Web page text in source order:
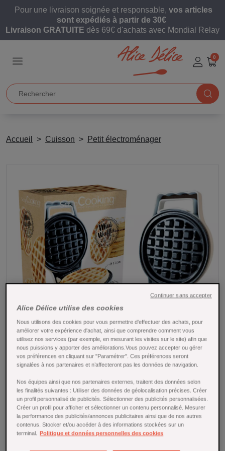
Pour une livraison soignée et responsable, vos articles
sont expédiés à partir de 30€
Livraison GRATUITE dès 69€ d'achats avec Mondial Relay
0
Accueil Cuisson Petit électroménager
Tap to expand
Mini waffle factory Classic - ScrapCooking
Référence : 27684
Préparez facilement desmini-gaufres classiques
Alice Délice utilise des cookies
Nous utilisons des cookies pour vous permettre d'effectuer des achats, pour
améliorer votre expérience d'achat, ainsi que comprendre comment vous
utilisez nos services (par exemple, en mesurant les visites sur le site) afin que
nous puissions y apporter des améliorations.Vous pouvez accepter ou gérer
vos préférences en cliquant sur "Paramétrer". Ces préférences seront
signalées à nos partenaires et n’affecteront pas les données de navigation.
Nos équipes ainsi que nos partenaires externes, traitent des données selon
les finalités suivantes : Utiliser des données de géolocalisation précises. Créer
un profil personnalisé de publicités. Sélectionner des publicités personnalisées.
Créer un profil pour afficher et sélectionner un contenu personnalisé. Mesurer
la performance des publicités/annonces publicitaires ainsi que de nos autres
contenus. Stocker et/ou accéder à des informations stockées sur un
terminal. Politique et données personnelles des cookies
Continuer sans accepter